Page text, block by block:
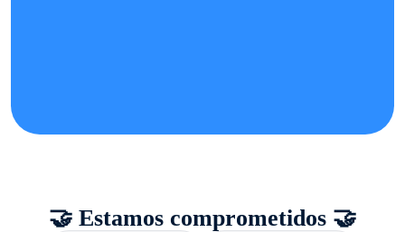
🤝 Estamos comprometidos 🤝